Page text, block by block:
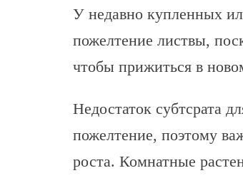
У недавно купленных
пожелтение листвы,
чтобы прижиться в
Недостаток субтсрата
пожелтение, поэтому
роста. Комнатные